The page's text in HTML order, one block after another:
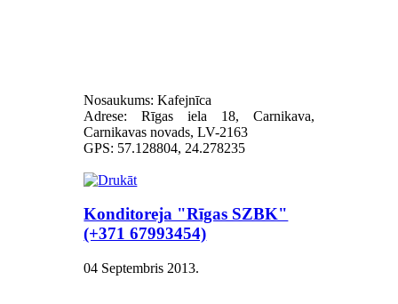
Nosaukums: Kafejnīca
Adrese: Rīgas iela 18, Carnikava,
Carnikavas novads, LV-2163
GPS: 57.128804, 24.278235
Konditoreja "Rīgas SZBK"
(+371 67993454)
04 Septembris 2013.